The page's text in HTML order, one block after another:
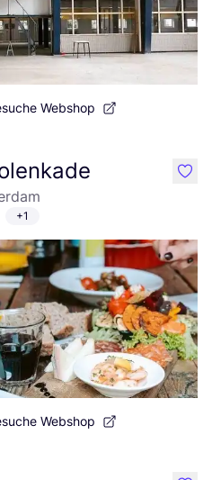
Webshop
+1
Webshop
like